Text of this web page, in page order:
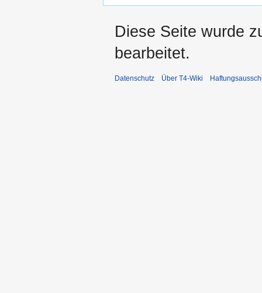
Diese Seite wurde
bearbeitet.
Datenschutz Über T4-Wiki